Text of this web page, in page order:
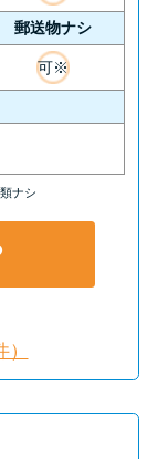
退去は避け
より賢い方
通る？借金
すすめしな
には？年利
ローンと比
郵送物ナシ
可※
ナシ